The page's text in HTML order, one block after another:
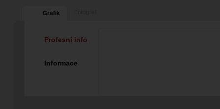
Grafik
Profesní info
Informace